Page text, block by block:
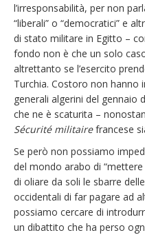
l’irresponsabilità, per non
“liberali” o “democratici” e
di stato militare in Egitto –
fondo non è che un solo
altrettanto se l’esercito
Turchia. Costoro non hanno
generali algerini del gennaio
che ne è scaturita –
Sécurité militairefrancese
Se però non possiamo
del mondo arabo di
di oliare da soli le sbarre
occidentali di far pagare ad
possiamo cercare di
un dibattito che ha perso